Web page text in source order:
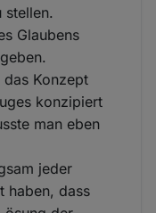
stellen.
Glaubens
Konzept
konzipiert
man eben
jeder
haben, dass